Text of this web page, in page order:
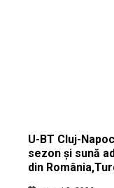
U-BT Cluj-
sezon și sună
din